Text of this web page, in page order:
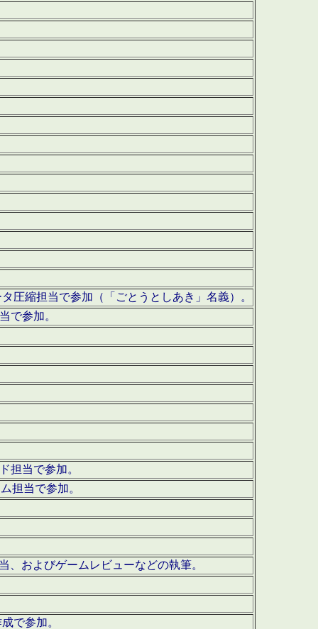
圧縮担当で参加（「ごとうとしあき」名義）。
で参加。
担当で参加。
担当で参加。
、およびゲームレビューなどの執筆。
で参加。